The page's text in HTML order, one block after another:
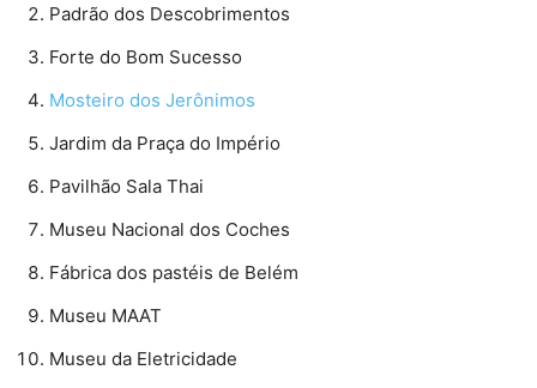
Padrão dos Descobrimentos
Forte do Bom Sucesso
Mosteiro dos Jerônimos
Jardim da Praça do Império
Pavilhão Sala Thai
Museu Nacional dos Coches
Fábrica dos pastéis de Belém
Museu MAAT
Museu da Eletricidade